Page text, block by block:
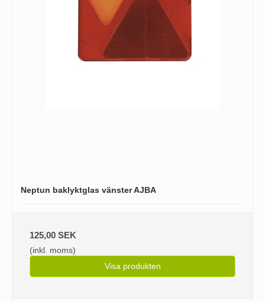
Neptun baklyktglas vänster AJBA
125,00 SEK
(inkl. moms)
Visa produkten